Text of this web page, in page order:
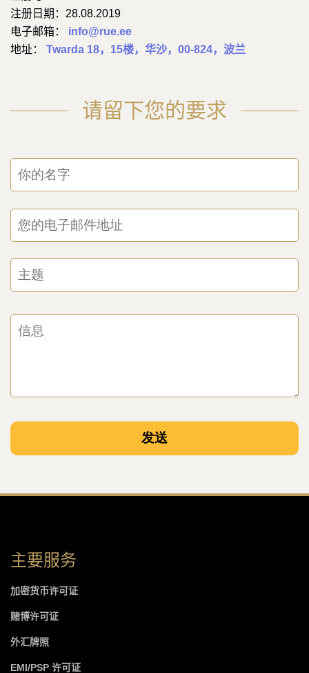
注册日期：28.08.2019
电子邮箱： info@rue.ee
地址： Twarda 18，15楼，华沙，00-824，波兰
请留下您的要求
主要服务
加密货币许可证
赌博许可证
外汇牌照
EMI/PSP 许可证